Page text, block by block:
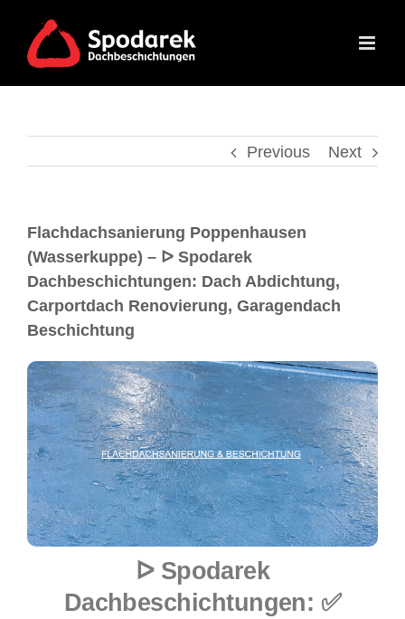
Previous Next
Flachdachsanierung Poppenhausen
(Wasserkuppe) – ᐅ Spodarek
Dachbeschichtungen: Dach Abdichtung,
Carportdach Renovierung, Garagendach
Beschichtung
ᐅ Spodarek
Dachbeschichtungen: ✅